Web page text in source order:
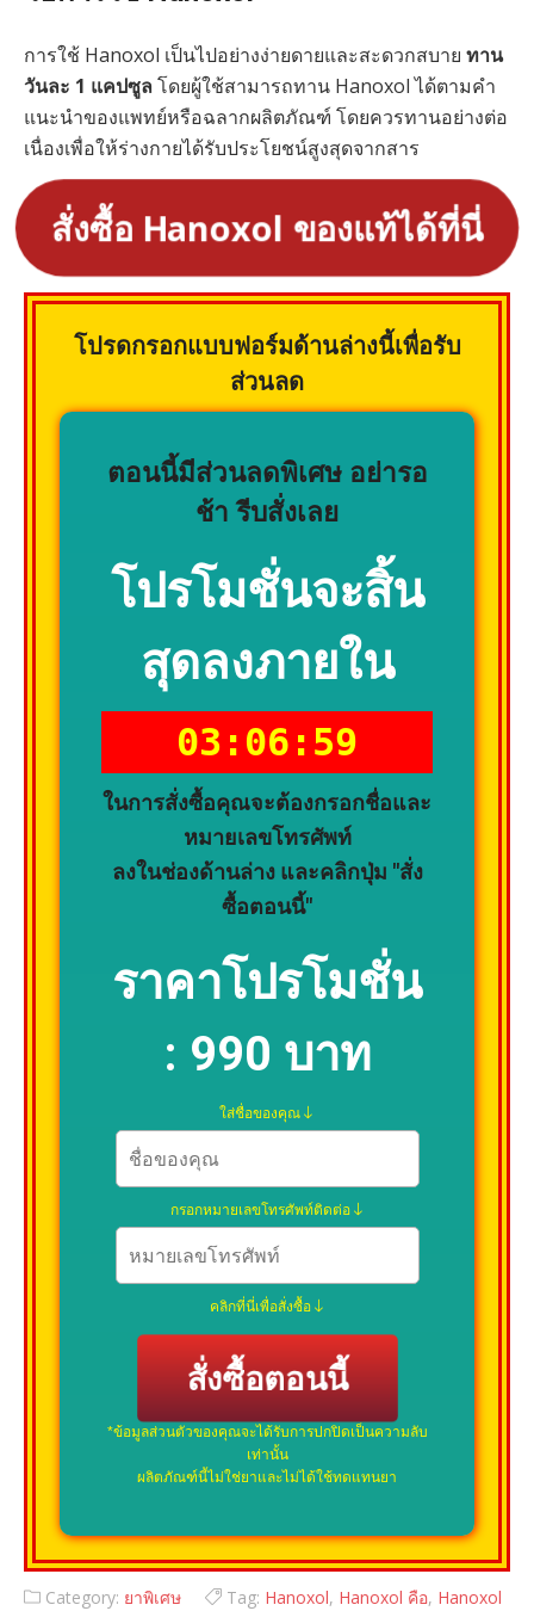
การใช้ Hanoxol เป็นไปอย่างง่ายดายและสะดวกสบาย ทาน
วันละ 1 แคปซูลโดยผู้ใช้สามารถทาน Hanoxol ได้ตามคำ
แนะนำของแพทย์หรือฉลากผลิตภัณฑ์ โดยควรทานอย่างต่อ
เนื่องเพื่อให้ร่างกายได้รับประโยชน์สูงสุดจากสาร
สั่งซื้อ Hanoxol ของแท้ได้ที่นี่
โปรดกรอกแบบฟอร์มด้านล่างนี้เพื่อรับ
ส่วนลด
ตอนนี้มีส่วนลดพิเศษ อย่ารอ
ช้า รีบสั่งเลย
โปรโมชั่นจะสิ้น
สุดลงภายใน
03:06:58
ในการสั่งซื้อคุณจะต้องกรอกชื่อและ
หมายเลขโทรศัพท์
ลงในช่องด้านล่าง และคลิกปุ่ม "สั่ง
ซื้อตอนนี้"
ราคาโปรโมชั่น
: 990 บาท
ใส่ชื่อของคุณ
กรอกหมายเลขโทรศัพท์ติดต่อ
คลิกที่นี่เพื่อสั่งซื้อ
สั่งซื้อตอนนี้
*ข้อมูลส่วนตัวของคุณจะได้รับการปกปิดเป็นความลับ
เท่านั้น
ผลิตภัณฑ์นี้ไม่ใช่ยาและไม่ได้ใช้ทดแทนยา
Category: ยาพิเศษ Tag: Hanoxol, Hanoxol คือ, Hanoxol